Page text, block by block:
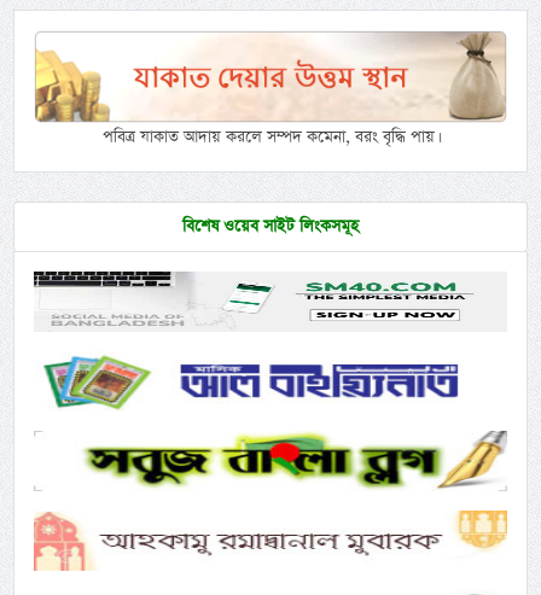
পবিত্র যাকাত আদায় করলে সম্পদ কমেনা, বরং বৃদ্ধি পায়।
বিশেষ ওয়েব সাইট লিংকসমূহ